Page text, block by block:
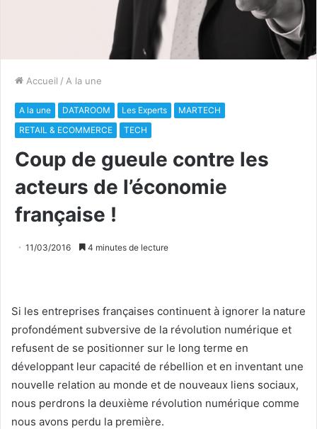
Accueil / A la une
A la une DATAROOM Les Experts
MARTECH
RETAIL & ECOMMERCE
TECH
Coup de gueule contre les
acteurs de l’économie
française !
11/03/2016 4 minutes de lecture
Si les entreprises françaises continuent à ignorer la nature
profondément subversive de la révolution numérique et
refusent de se positionner sur le long terme en
développant leur capacité de rébellion et en inventant une
nouvelle relation au monde et de nouveaux liens sociaux,
nous perdrons la deuxième révolution numérique comme
nous avons perdu la première.